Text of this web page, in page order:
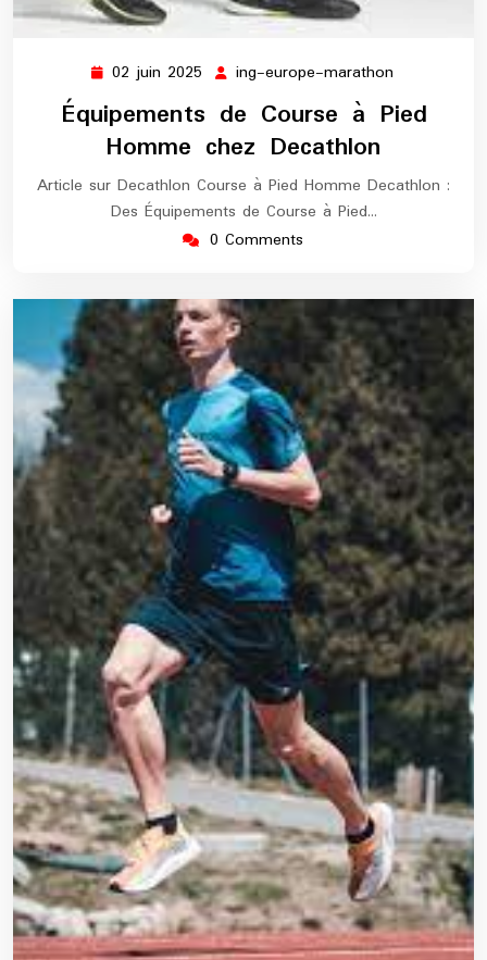
02 juin 2025 02
2025
ing-europe-marathon
europe-
marathon
Équipements de Course à Pied
Homme chez Decathlon
Article sur Decathlon Course à Pied Homme Decathlon :
Des Équipements de Course à Pied…
0 Comments